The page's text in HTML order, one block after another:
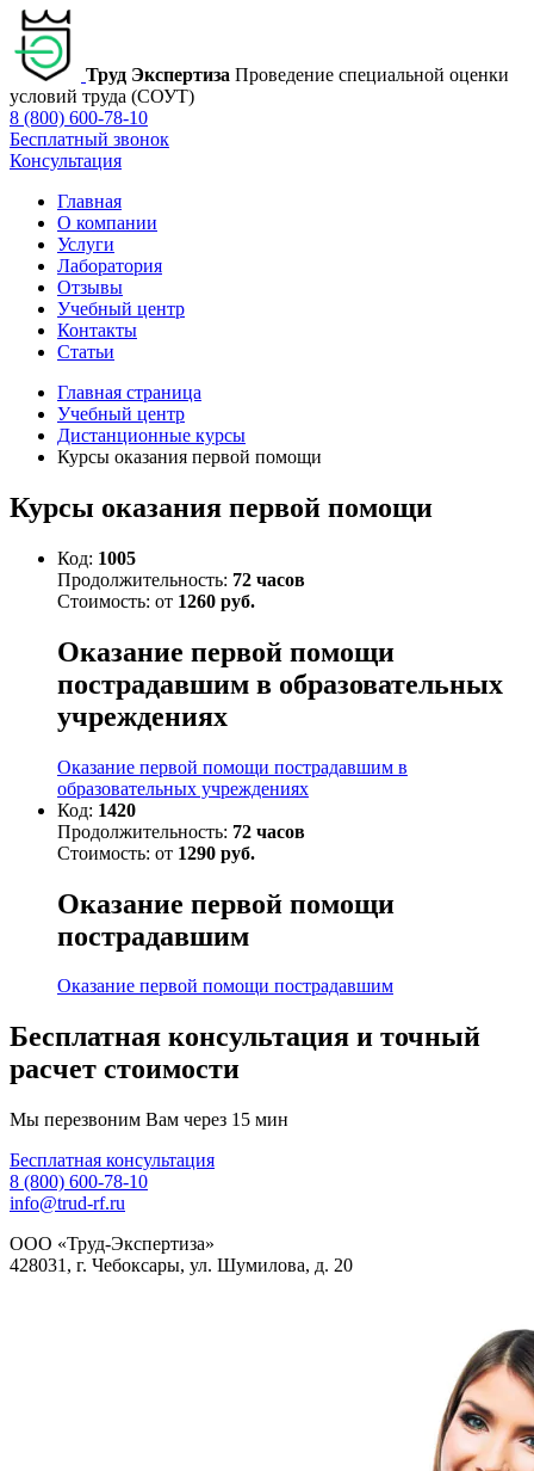
Труд Экспертиза Проведение специальной оценки
условий труда (СОУТ)
8 (800) 600-78-10
Бесплатный звонок
Консультация
Главная
О компании
Услуги
Лаборатория
Отзывы
Учебный центр
Контакты
Статьи
Главная страница
Учебный центр
Дистанционные курсы
Курсы оказания первой помощи
Курсы оказания первой помощи
Код: 1005
Продолжительность: 72 часов
Стоимость: от 1260 руб.
Оказание первой помощи
пострадавшим в образовательных
учреждениях
Оказание первой помощи пострадавшим в
образовательных учреждениях
Код: 1420
Продолжительность: 72 часов
Стоимость: от 1290 руб.
Оказание первой помощи
пострадавшим
Оказание первой помощи пострадавшим
Бесплатная консультация и точный
расчет стоимости
Мы перезвоним Вам через 15 мин
Бесплатная консультация
8 (800) 600-78-10
info@trud-rf.ru
ООО «Труд-Экспертиза»
428031, г. Чебоксары, ул. Шумилова, д. 20